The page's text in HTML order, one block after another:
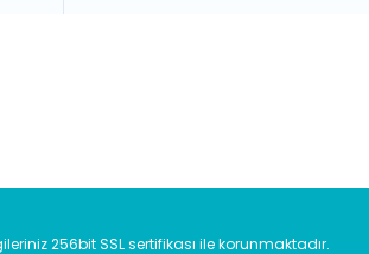
256bit SSL sertifikası ile korunmaktadır.